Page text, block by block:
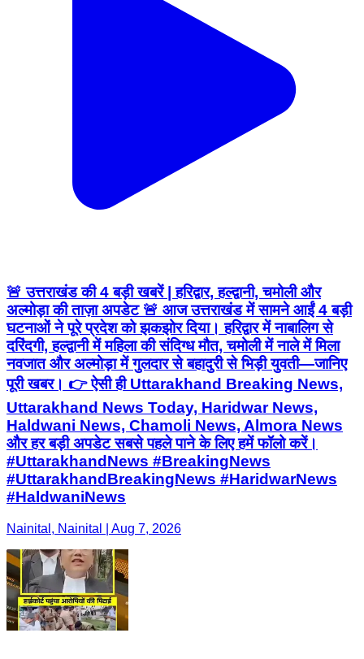
🚨 उत्तराखंड की 4 बड़ी खबरें | हरिद्वार, हल्द्वानी, चमोली और
अल्मोड़ा की ताज़ा अपडेट 🚨 आज उत्तराखंड में सामने आईं 4 बड़ी
घटनाओं ने पूरे प्रदेश को झकझोर दिया। हरिद्वार में नाबालिग से
दरिंदगी, हल्द्वानी में महिला की संदिग्ध मौत, चमोली में नाले में मिला
नवजात और अल्मोड़ा में गुलदार से बहादुरी से भिड़ी युवती—जानिए
पूरी खबर। 👉 ऐसी ही Uttarakhand Breaking News,
Uttarakhand News Today, Haridwar News,
Haldwani News, Chamoli News, Almora News
और हर बड़ी अपडेट सबसे पहले पाने के लिए हमें फॉलो करें।
#UttarakhandNews #BreakingNews
#UttarakhandBreakingNews #HaridwarNews
#HaldwaniNews
Nainital, Nainital | Aug 7, 2026